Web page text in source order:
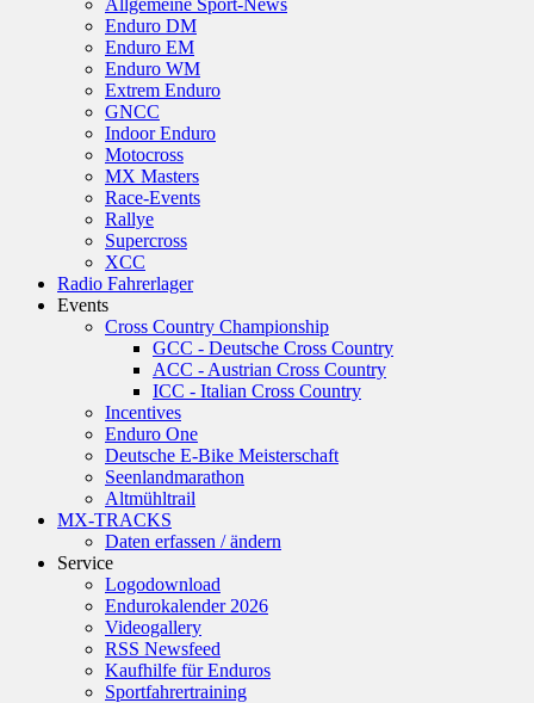
Allgemeine Sport-News
Enduro DM
Enduro EM
Enduro WM
Extrem Enduro
GNCC
Indoor Enduro
Motocross
MX Masters
Race-Events
Rallye
Supercross
XCC
Radio Fahrerlager
Events
Cross Country Championship
GCC - Deutsche Cross Country
ACC - Austrian Cross Country
ICC - Italian Cross Country
Incentives
Enduro One
Deutsche E-Bike Meisterschaft
Seenlandmarathon
Altmühltrail
MX-TRACKS
Daten erfassen / ändern
Service
Logodownload
Endurokalender 2026
Videogallery
RSS Newsfeed
Kaufhilfe für Enduros
Sportfahrertraining